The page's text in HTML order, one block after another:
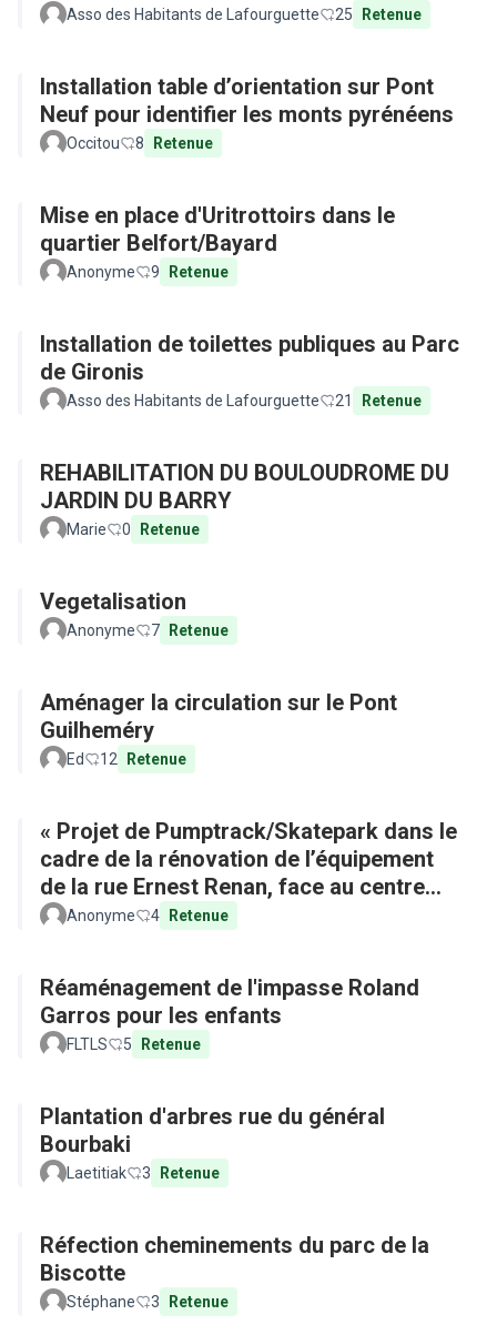
Asso des Habitants de Lafourguette 25 Retenue
Installation table d’orientation sur Pont
Neuf pour identifier les monts pyrénéens
Occitou 8 Retenue
Mise en place d'Uritrottoirs dans le
quartier Belfort/Bayard
Anonyme 9 Retenue
Installation de toilettes publiques au Parc
de Gironis
Asso des Habitants de Lafourguette 21 Retenue
REHABILITATION DU BOULOUDROME DU
JARDIN DU BARRY
Marie 0 Retenue
Vegetalisation
Anonyme 7 Retenue
Aménager la circulation sur le Pont
Guilheméry
Ed 12 Retenue
« Projet de Pumptrack/Skatepark dans le
cadre de la rénovation de l’équipement
de la rue Ernest Renan, face au centre
commercial »
Anonyme 4 Retenue
Réaménagement de l'impasse Roland
Garros pour les enfants
FLTLS 5 Retenue
Plantation d'arbres rue du général
Bourbaki
Laetitiak 3 Retenue
Réfection cheminements du parc de la
Biscotte
Stéphane 3 Retenue